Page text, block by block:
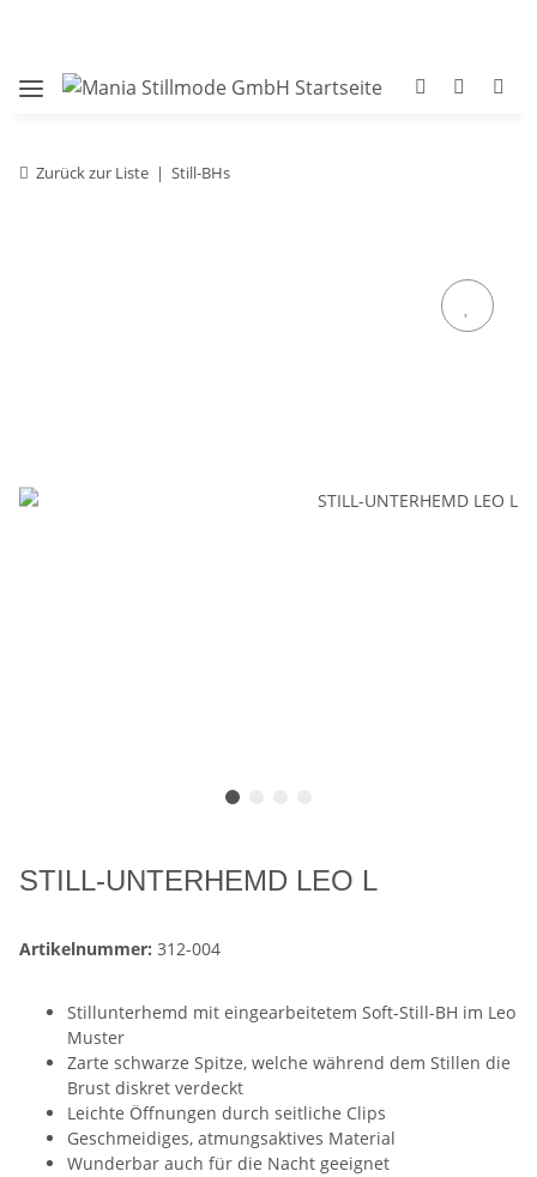
Zurück zur Liste Still-BHs
STILL-UNTERHEMD LEO L
Artikelnummer: 312-004
Stillunterhemd mit eingearbeitetem Soft-Still-BH im Leo
Muster
Zarte schwarze Spitze, welche während dem Stillen die
Brust diskret verdeckt
Leichte Öffnungen durch seitliche Clips
Geschmeidiges, atmungsaktives Material
Wunderbar auch für die Nacht geeignet